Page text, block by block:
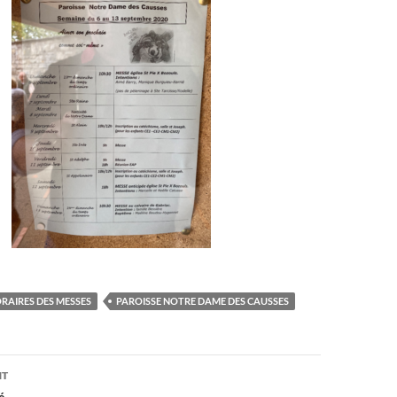
DES MESSES PAROISSE NOTRE DAME DES CAUSSES